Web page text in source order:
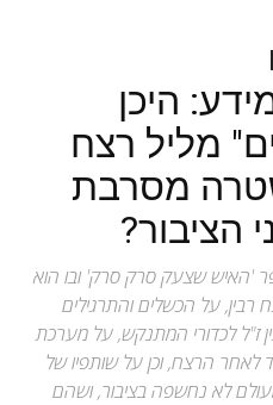
היכן
מליל רצח
מסרבת
הציבור?
'האיש שצעק סרק סרק' ובו הוא
על הכשלים והתרגילים
ז"ל לכדורי המתנקש, על מערכת
הרצח, וכן על שותפיו של
לא נחשפה בציבור, ושהם